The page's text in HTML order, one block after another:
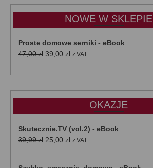
do
50,00 zł
NOWE W SKLEPIE
Proste domowe serniki - eBook
47,00zł Pierwotna
wynosiła:
39,00 złAktualna
wynosi:
z VAT
OKAZJE
Skutecznie.TV (vol.2) - eBook
39,99zł Pierwotna
25,00 złAktualna
z VAT